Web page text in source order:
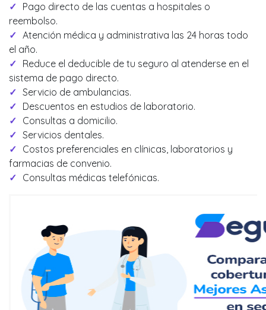
Pago directo de las cuentas a hospitales o
reembolso.
Atención médica y administrativa las 24 horas todo
el año.
Reduce el deducible de tu seguro al atenderse en el
sistema de pago directo.
Servicio de ambulancias.
Descuentos en estudios de laboratorio.
Consultas a domicilio.
Servicios dentales.
Costos preferenciales en clínicas, laboratorios y
farmacias de convenio.
Consultas médicas telefónicas.